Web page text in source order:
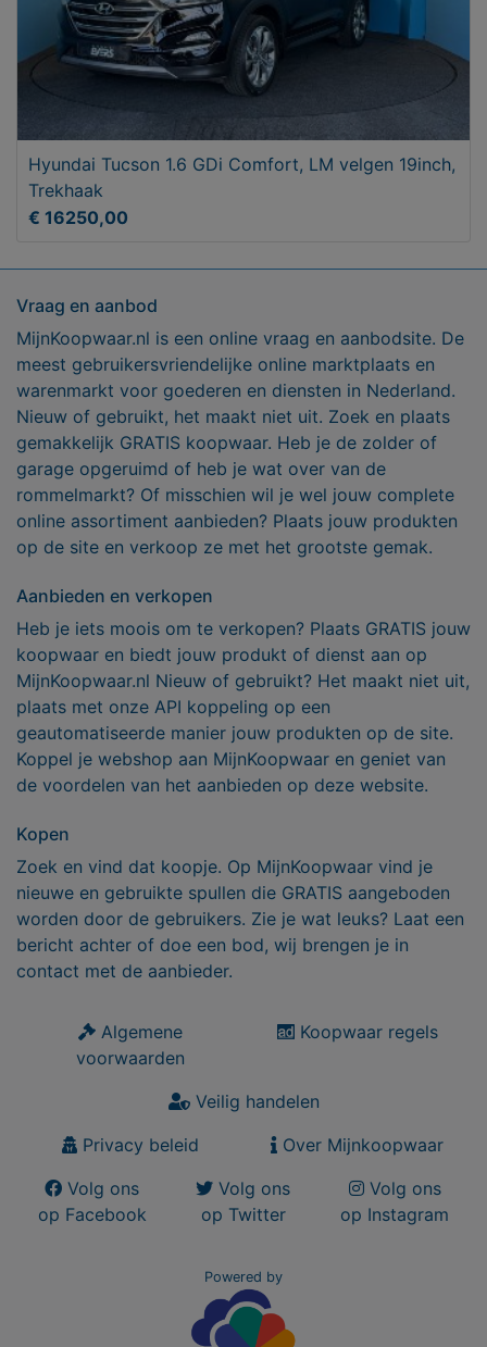
Hyundai Tucson 1.6 GDi Comfort, LM velgen 19inch,
Trekhaak
€ 16250,00
Vraag en aanbod
MijnKoopwaar.nl is een online vraag en aanbodsite. De
meest gebruikersvriendelijke online marktplaats en
warenmarkt voor goederen en diensten in Nederland.
Nieuw of gebruikt, het maakt niet uit. Zoek en plaats
gemakkelijk GRATIS koopwaar. Heb je de zolder of
garage opgeruimd of heb je wat over van de
rommelmarkt? Of misschien wil je wel jouw complete
online assortiment aanbieden? Plaats jouw produkten
op de site en verkoop ze met het grootste gemak.
Aanbieden en verkopen
Heb je iets moois om te verkopen? Plaats GRATIS jouw
koopwaar en biedt jouw produkt of dienst aan op
MijnKoopwaar.nl Nieuw of gebruikt? Het maakt niet uit,
plaats met onze API koppeling op een
geautomatiseerde manier jouw produkten op de site.
Koppel je webshop aan MijnKoopwaar en geniet van
de voordelen van het aanbieden op deze website.
Kopen
Zoek en vind dat koopje. Op MijnKoopwaar vind je
nieuwe en gebruikte spullen die GRATIS aangeboden
worden door de gebruikers. Zie je wat leuks? Laat een
bericht achter of doe een bod, wij brengen je in
contact met de aanbieder.
Algemene
voorwaarden
Koopwaar regels
Veilig handelen
Privacy beleid
Over Mijnkoopwaar
Volg ons
op Facebook
Volg ons
op Twitter
Volg ons
op Instagram
Powered by